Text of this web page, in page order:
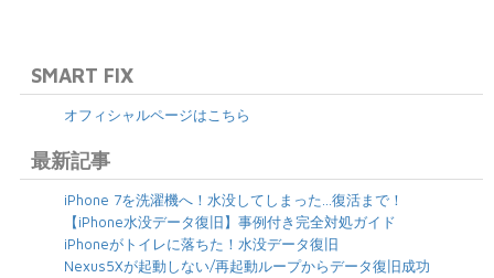
SMART FIX
オフィシャルページはこちら
最新記事
iPhone 7を洗濯機へ！水没してしまった…復活まで！
【iPhone水没データ復旧】事例付き完全対処ガイド
iPhoneがトイレに落ちた！水没データ復旧
Nexus5Xが起動しない/再起動ループからデータ復旧成功